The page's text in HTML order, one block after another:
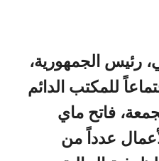
رئيس الجمهورية،
للمكتب الدائم
فاتح ماي
عدداً من